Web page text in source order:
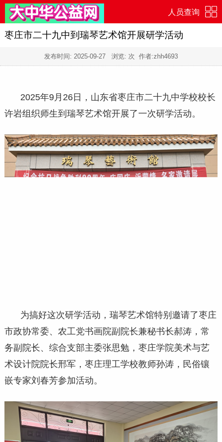
人员查询
枣庄市二十九中到瑞琴艺术馆开展研学活动
发布时间: 2025-09-27 浏览: 次 作者:zhh4693
2025年9月26日，山东省枣庄市二十九中学校校长
许岩组织师生到瑞琴艺术馆开展了一次研学活动。
为搞好这次研学活动，瑞琴艺术馆特别邀请了枣庄
市政协常委、农工党书画院副院长兼秘书长郝涛，常
务副院长、综合支部主委张思勉，枣庄学院美术与艺
术设计院院长邢军，枣庄理工学校教师孙涛，民俗镶
嵌专家刘春芳参加活动。